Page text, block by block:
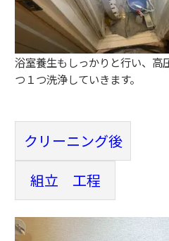
浴室養生もしっかりと行い、高
つ１つ洗浄していきます。
クリーニング後
組立 工程